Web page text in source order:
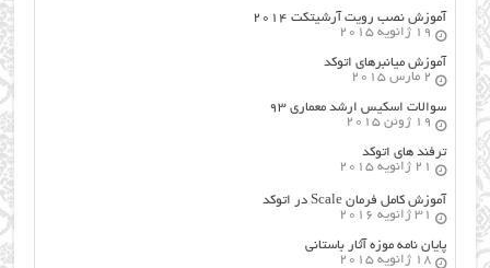
آموزش نصب رویت آرشیتکت ۲۰۱۴
19 ژانویه 2015
آموزش میانبرهای اتوکد
2 مارس 2015
سوالات اسکیس ارشد معماری ۹۳
19 ژوئن 2015
ترفند های اتوکد
21 ژانویه 2015
آموزش کامل فرمان Scale در اتوکد
31 ژانویه 2016
پایان نامه موزه آثار باستانی
18 ژانویه 2015